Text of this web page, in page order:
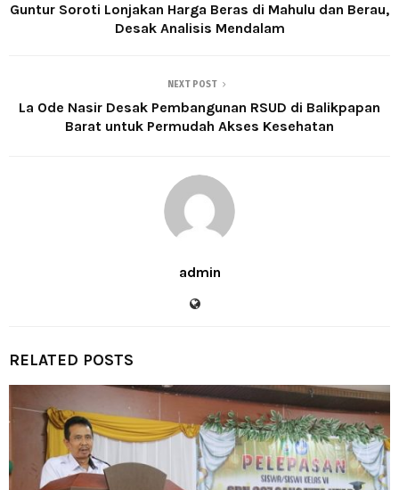
Guntur Soroti Lonjakan Harga Beras di Mahulu dan Berau,
Desak Analisis Mendalam
NEXT POST
La Ode Nasir Desak Pembangunan RSUD di Balikpapan
Barat untuk Permudah Akses Kesehatan
admin
RELATED POSTS